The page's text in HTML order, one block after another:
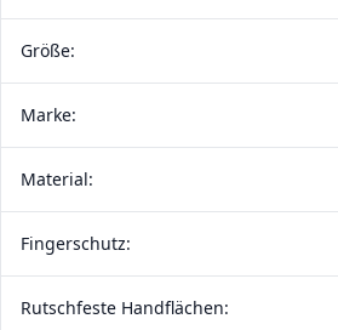
Größe:
Marke:
Material:
Fingerschutz:
Rutschfeste Handflächen: